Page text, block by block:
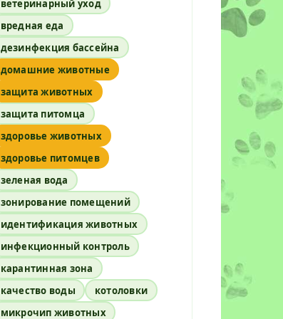
ветеринарный уход
вредная еда
дезинфекция бассейна
домашние животные
защита животных
защита питомца
здоровье животных
здоровье питомцев
зеленая вода
зонирование помещений
идентификация животных
инфекционный контроль
карантинная зона
качество воды
котоловки
микрочип животных